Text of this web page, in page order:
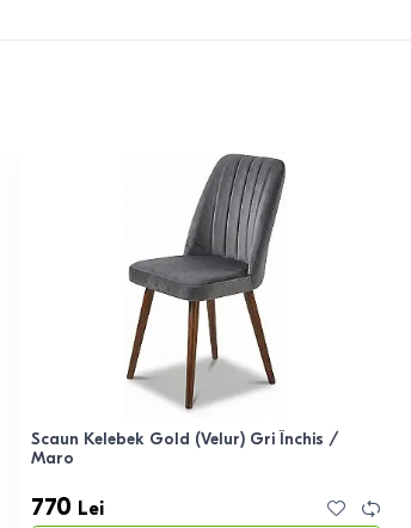
Scaun Kelebek Gold (Velur) Gri Închis /
Maro
770 Lei